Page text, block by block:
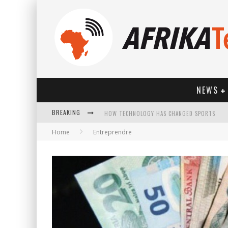
NEWS
BREAKING HOW TECHNOLOGY HAS CHANGED SPORTS
Home Entreprendre